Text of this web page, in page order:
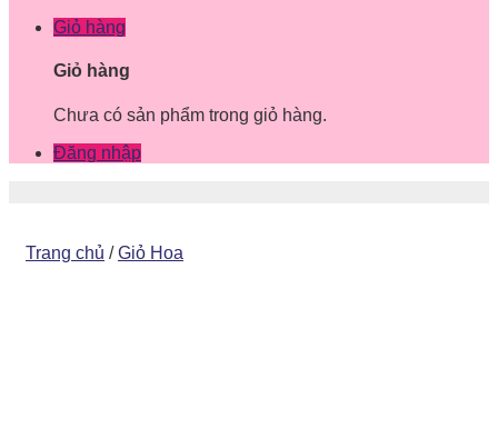
Giỏ hàng
Giỏ hàng
Chưa có sản phẩm trong giỏ hàng.
Đăng nhập
Trang chủ / Giỏ Hoa